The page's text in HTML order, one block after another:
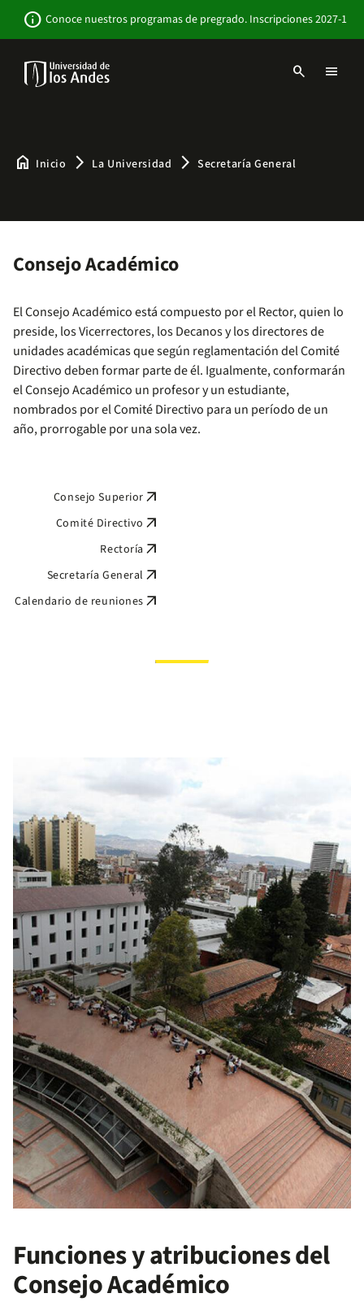
contenido
info Conoce nuestros programas de pregrado. Inscripciones 2027-1
search menu
home Inicio arrow_forward_ios La Universidad arrow_forward_ios Secretaría General
Consejo Académico
El Consejo Académico está compuesto por el Rector, quien lo
preside, los Vicerrectores, los Decanos y los directores de
unidades académicas que según reglamentación del Comité
Directivo deben formar parte de él. Igualmente, conformarán
el Consejo Académico un profesor y un estudiante,
nombrados por el Comité Directivo para un período de un
año, prorrogable por una sola vez.
Consejo Superior arrow_outward
Comité Directivo arrow_outward
Rectoría arrow_outward
Secretaría General arrow_outward
Calendario de reuniones arrow_outward
Funciones y atribuciones del
Consejo Académico